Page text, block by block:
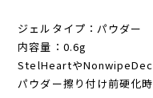
ジェルタイプ：パウダー
内容量：0.6g
StelHeartや
パウダー擦り付け前硬化